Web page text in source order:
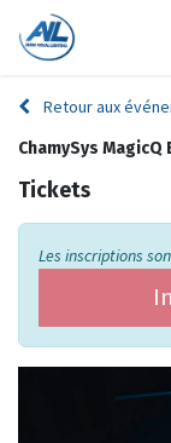
Retour aux
ChamySys MagicQ
Tickets
Les inscriptions